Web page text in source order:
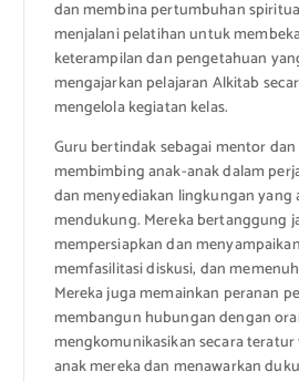
dan membina pertumbuhan
menjalani pelatihan untuk
keterampilan dan pengetahuan
mengajarkan pelajaran Alkitab
mengelola kegiatan kelas.
Guru bertindak sebagai mentor
membimbing anak-anak dalam
dan menyediakan lingkungan yang
mendukung. Mereka bertanggung
mempersiapkan dan
memfasilitasi diskusi, dan
Mereka juga memainkan peranan
membangun hubungan dengan
mengkomunikasikan secara
anak mereka dan menawarkan